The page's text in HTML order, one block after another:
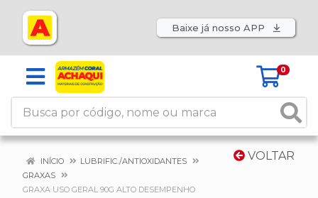
Baixe já nosso APP
0
VOLTAR
INÍCIO
LUBRIFIC./ANTIOXIDANTES
GRAXAS
GRAXA USO GERAL 90G ALTO DESEMPENHO